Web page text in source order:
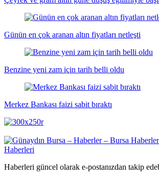
Günün en çok aranan altın fiyatları netleşti
Benzine yeni zam için tarih belli oldu
Merkez Bankası faizi sabit bıraktı
Haberleri güncel olarak e-postanızdan takip